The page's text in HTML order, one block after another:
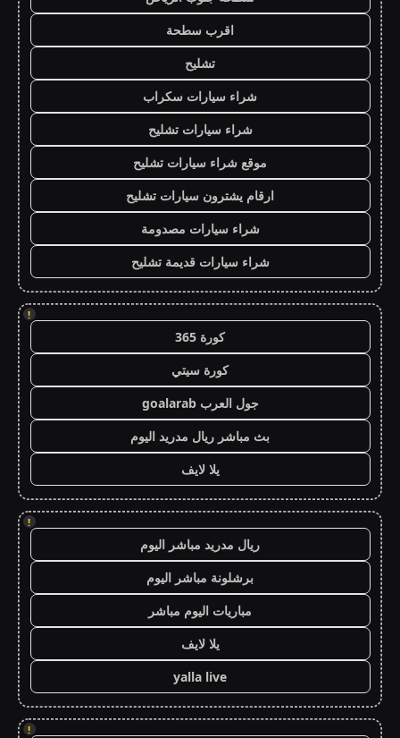
اقرب سطحة
تشليح
شراء سيارات سكراب
شراء سيارات تشليح
موقع شراء سيارات تشليح
ارقام يشترون سيارات تشليح
شراء سيارات مصدومة
شراء سيارات قديمة تشليح
!
كورة 365
كورة سيتي
جول العرب goalarab
بث مباشر ريال مدريد اليوم
يلا لايف
!
ريال مدريد مباشر اليوم
برشلونة مباشر اليوم
مباريات اليوم مباشر
يلا لايف
yalla live
!